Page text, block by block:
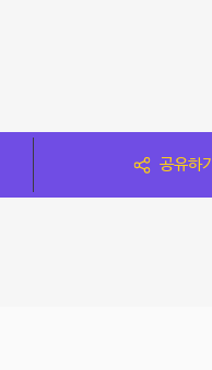
공유하기